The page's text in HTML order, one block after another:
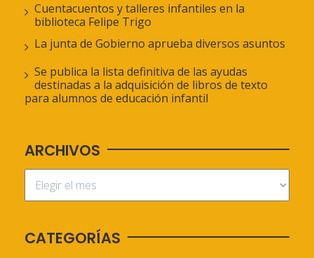
Cuentacuentos y talleres infantiles en la
biblioteca Felipe Trigo
La junta de Gobierno aprueba diversos asuntos
Se publica la lista definitiva de las ayudas
destinadas a la adquisición de libros de texto
para alumnos de educación infantil
ARCHIVOS
CATEGORÍAS